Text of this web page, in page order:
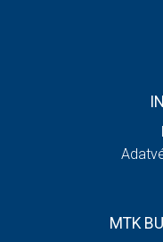
MTK